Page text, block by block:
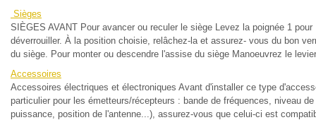
Sièges
SIÈGES AVANT Pour avancer ou reculer le siège Levez la poignée 1 pour
déverrouiller. À la position choisie, relâchez-la et assurez- vous du bon
du siège. Pour monter ou descendre l'assise du siège Manoeuvrez le
Accessoires
Accessoires électriques et électroniques Avant d'installer ce type
particulier pour les émetteurs/récepteurs : bande de fréquences, niveau de
puissance, position de l'antenne...), assurez-vous que celui-ci est